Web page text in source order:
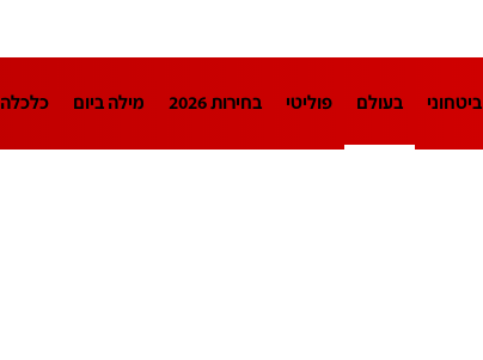
ביטחוני בעולם פוליטי בחירות 2026 מילה ביום כלכלה